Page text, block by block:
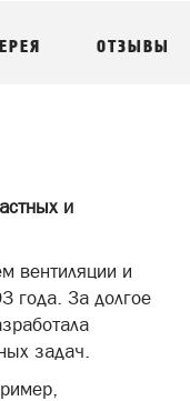
ОТЗЫВЫ
и
вентиляции и
года. За долгое
задач.